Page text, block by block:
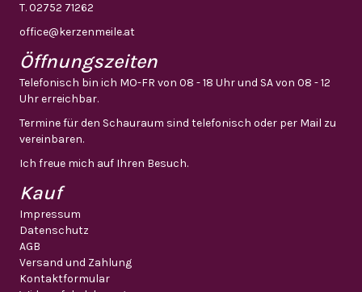
T.02752 71262
office@kerzenmeile.at
Öffnungszeiten
Telefonisch bin ich MO-FR von 08 - 18 Uhr und SA von 08 - 12
Uhr erreichbar.
Termine für den Schauraum sind telefonisch oder per Mail zu
vereinbaren.
Ich freue mich auf Ihren Besuch.
Kauf
Impressum
Datenschutz
AGB
Versand und Zahlung
Kontaktformular